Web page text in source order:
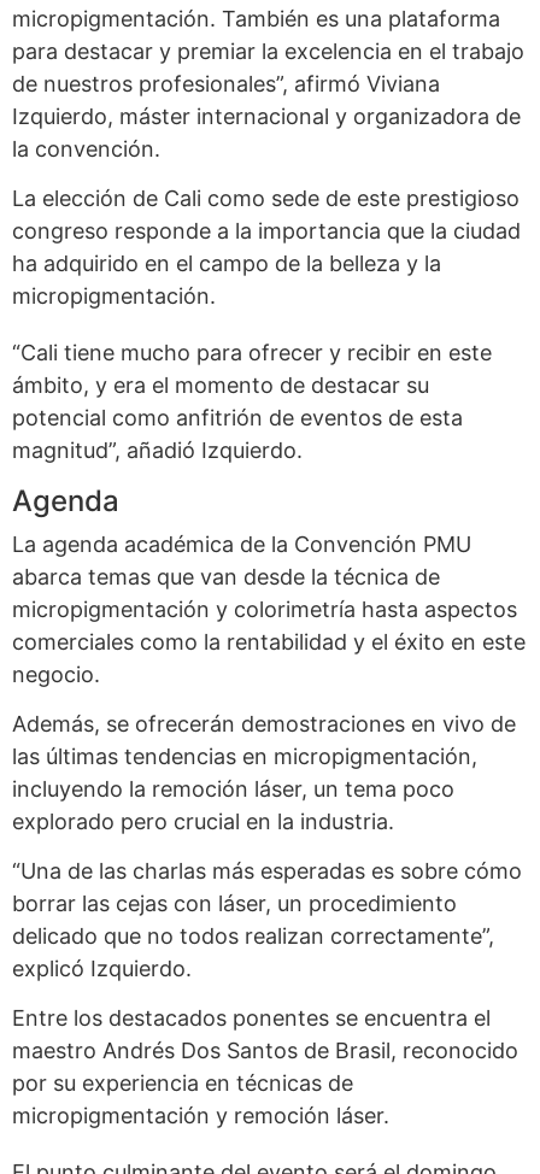
micropigmentación. También es una plataforma
para destacar y premiar la excelencia en el trabajo
de nuestros profesionales”, afirmó Viviana
Izquierdo, máster internacional y organizadora de
la convención.
La elección de Cali como sede de este prestigioso
congreso responde a la importancia que la ciudad
ha adquirido en el campo de la belleza y la
micropigmentación.
“Cali tiene mucho para ofrecer y recibir en este
ámbito, y era el momento de destacar su
potencial como anfitrión de eventos de esta
magnitud”, añadió Izquierdo.
Agenda
La agenda académica de la Convención PMU
abarca temas que van desde la técnica de
micropigmentación y colorimetría hasta aspectos
comerciales como la rentabilidad y el éxito en este
negocio.
Además, se ofrecerán demostraciones en vivo de
las últimas tendencias en micropigmentación,
incluyendo la remoción láser, un tema poco
explorado pero crucial en la industria.
“Una de las charlas más esperadas es sobre cómo
borrar las cejas con láser, un procedimiento
delicado que no todos realizan correctamente”,
explicó Izquierdo.
Entre los destacados ponentes se encuentra el
maestro Andrés Dos Santos de Brasil, reconocido
por su experiencia en técnicas de
micropigmentación y remoción láser.